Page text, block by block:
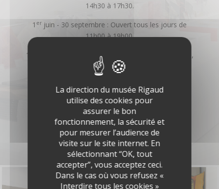
14h30 à 17h30.
1 er juin - 30 septembre : Ouvert tous les jours de
11h00 à 19h00.
1er octobre – 31 mai : Ouvert du mardi au dimanche,
de 11h30 à 17h30 (fermé le 25 décembre et le 1 er
mai).
La direction du musée Rigaud
utilise des cookies pour
assurer le bon
fonctionnement, la sécurité et
pour mesurer l’audience de
visite sur le site internet. En
sélectionnant “OK, tout
accepter”, vous acceptez ceci.
Dans le cas où vous refusez «
Interdire tous les cookies »